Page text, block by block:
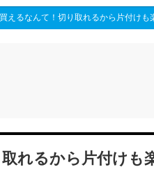
えるなんて！切り取れるから片付け
れるから片付けも